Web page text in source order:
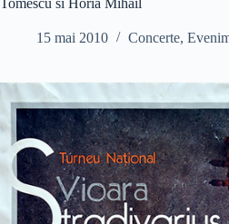
Tomescu si Horia Mihail
15 mai 2010 Concerte,